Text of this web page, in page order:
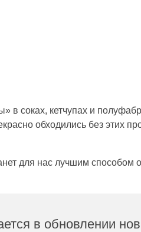
в соках, кетчупах и
обходились без этих
для нас лучшим
в обновлении